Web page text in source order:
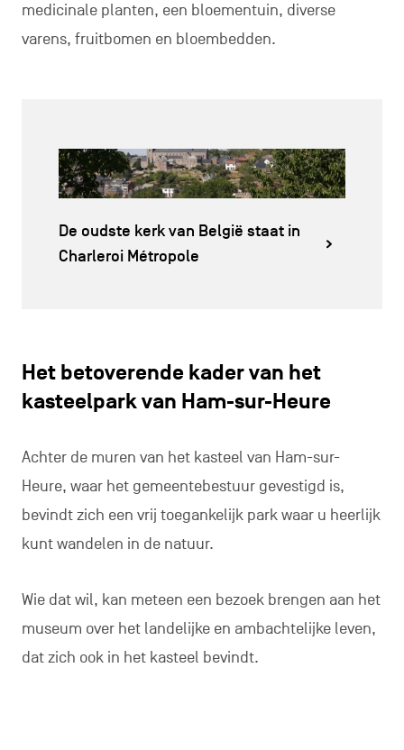
medicinale planten, een bloementuin, diverse
varens, fruitbomen en bloembedden.
De oudste kerk van België staat in
Charleroi Métropole
Het betoverende kader van het
kasteelpark van Ham-sur-Heure
Achter de muren van het kasteel van Ham-sur-
Heure, waar het gemeentebestuur gevestigd is,
bevindt zich een vrij toegankelijk park waar u heerlijk
kunt wandelen in de natuur.
Wie dat wil, kan meteen een bezoek brengen aan het
museum over het landelijke en ambachtelijke leven,
dat zich ook in het kasteel bevindt.